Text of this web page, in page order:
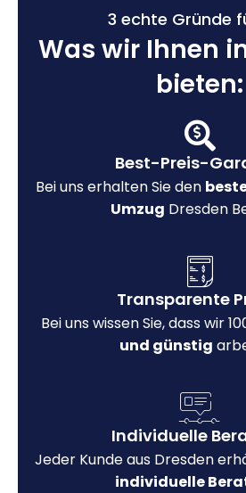
3 echte Gründe
Was wir Ihnen
bieten:
Best-Preis-
Bei uns erhalten Sie den
Umzug Dresden
Transparente
Bei uns wissen Sie, dass wir
und günstig
Individuelle
Jeder Kunde aus Dresden
individuelle